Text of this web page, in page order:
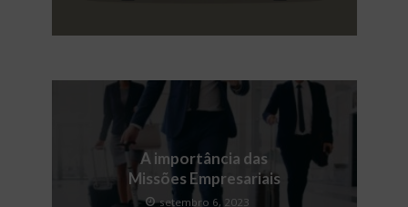
A importância das
Missões Empresariais
setembro 6, 2023